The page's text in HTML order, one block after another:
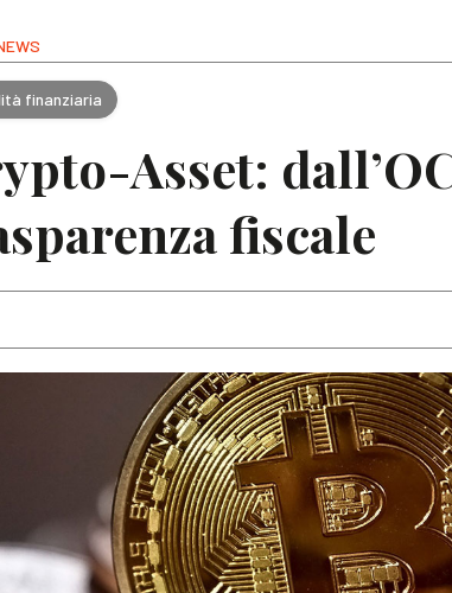
finanziaria
Asset:
fiscale